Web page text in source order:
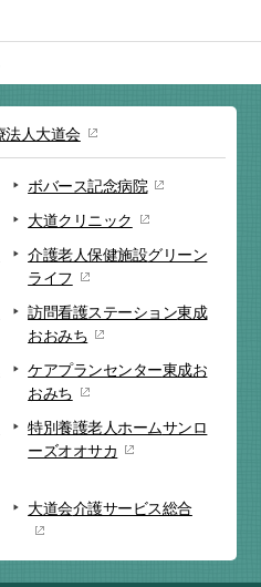
法人大道会
ボバース記念病院
大道クリニック
介護老人保健施設グリーン
ライフ
訪問看護ステーション東成
おおみち
ケアプランセンター東成お
おみち
特別養護老人ホームサンロ
ーズオオサカ
大道会介護サービス総合